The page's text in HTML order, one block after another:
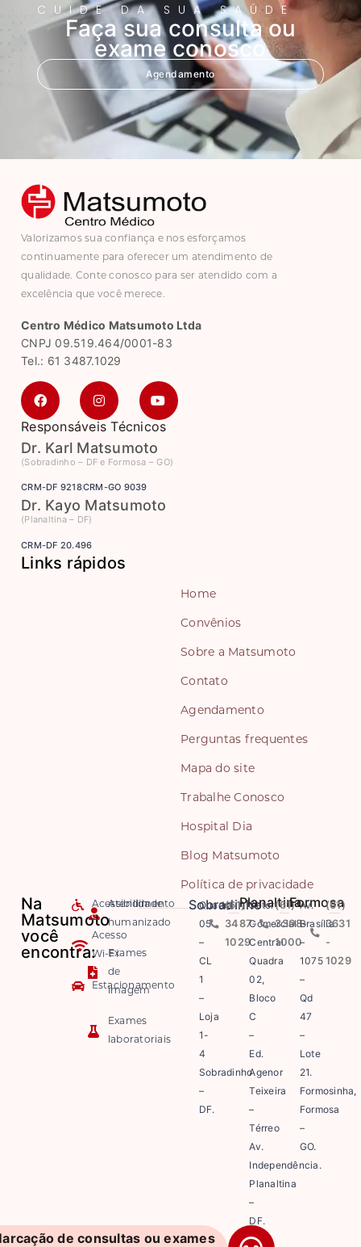
CUIDE DA SUA SAÚDE
Faça sua consulta ou
exame conosco
Agendamento
Valorizamos sua confiança e nos esforçamos
continuamente para oferecer um atendimento de
qualidade. Conte conosco para ser atendido com a
excelência que você merece.
Centro Médico Matsumoto Ltda
CNPJ 09.519.464/0001-83
Tel.: 61 3487.1029
Responsáveis Técnicos
Dr. Karl Matsumoto
(Sobradinho – DF e Formosa – GO)
CRM-DF 9218CRM-GO 9039
Dr. Kayo Matsumoto
(Planaltina – DF)
CRM-DF 20.496
Links rápidos
Home
Convênios
Sobre a Matsumoto
Contato
Agendamento
Perguntas frequentes
Mapa do site
Trabalhe Conosco
Hospital Dia
Blog Matsumoto
Política de privacidade
Na
Matsumoto
você
encontra:
Acessibilidade
Acesso
Wi-Fi
Estacionamento
Atendimento
humanizado
Exames
de
imagem
Exames
laboratoriais
Sobradinho
Quadra
05
–
CL
1
–
Loja
1-
4
Sobradinho
–
DF.
(61)
3487-
1029
Planaltina
Setor
Comercial
Central
Quadra
02,
Bloco
C
–
Ed.
Agenor
Teixeira
–
Térreo
Av.
Independência.
Planaltina
–
DF.
(61)
3308-
1000
Formosa
Av.
Brasília
–
1075
–
Qd
47
–
Lote
21.
Formosinha,
Formosa
–
GO.
(61)
3631
-
1029
de consultas ou exames